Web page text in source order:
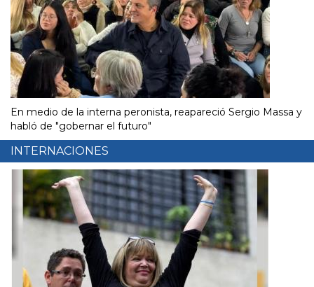
En medio de la interna peronista, reapareció Sergio Massa y
habló de "gobernar el futuro"
INTERNACIONES